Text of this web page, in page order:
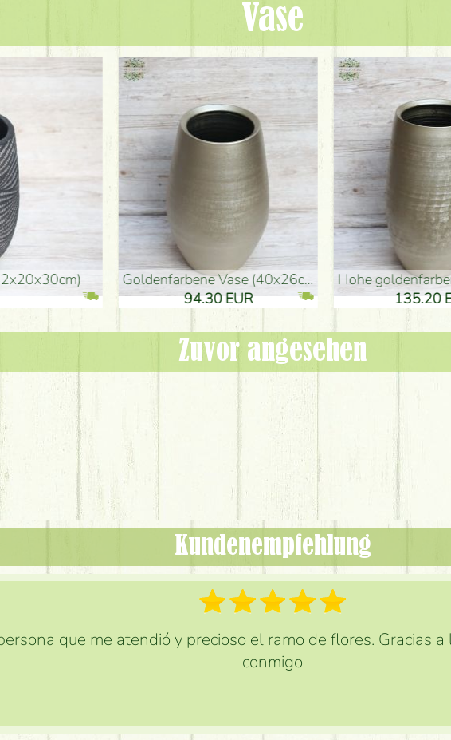
Vase
hohe goldenfarbene Bodenvase (50x29cm)
135.20 EUR
schwarze Design-Vase (15x20cm)
32.90 EUR
Zuvor angesehen
Kundenempfehlung
que me atendió y precioso el ramo de flores. Gracias
conmigo